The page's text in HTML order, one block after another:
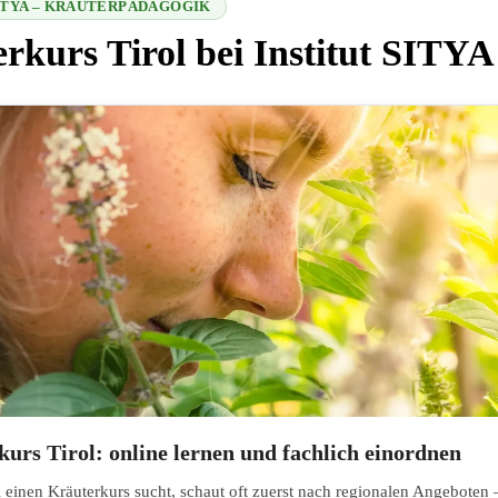
– KRÄUTERPÄDAGOGIK
Tirol bei Institut SITYA
08-08 02:14:57
Tirol: online lernen und fachlich einordnen
Kräuterkurs sucht, schaut oft zuerst nach regionalen